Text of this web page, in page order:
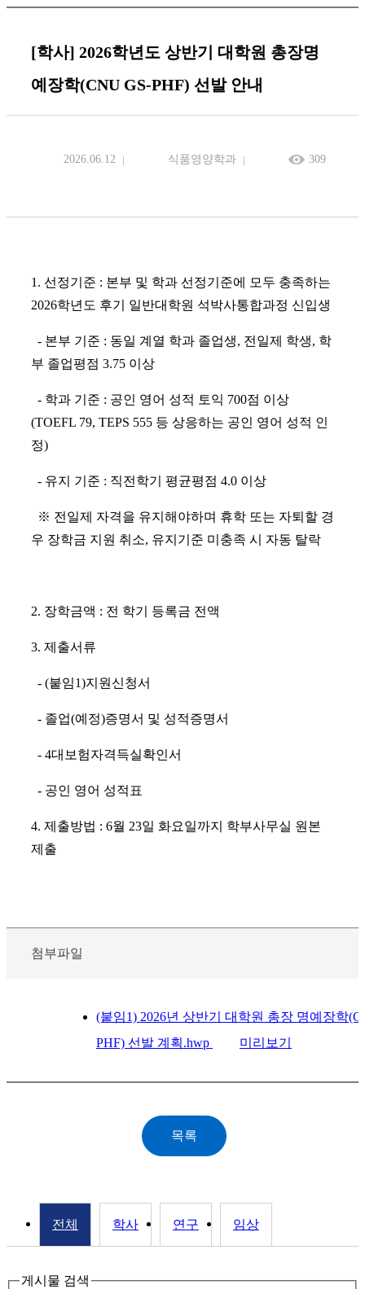
[학사] 2026학년도 상반기 대학원 총장명
예장학(CNU GS-PHF) 선발 안내
2026.06.12 식품영양학과 309
1. 선정기준 : 본부 및 학과 선정기준에 모두 충족하는
2026학년도 후기 일반대학원 석박사통합과정 신입생
- 본부 기준 : 동일 계열 학과 졸업생, 전일제 학생, 학
부 졸업평점 3.75 이상
- 학과 기준 : 공인 영어 성적 토익 700점 이상
(TOEFL 79, TEPS 555 등 상응하는 공인 영어 성적 인
정)
- 유지 기준 : 직전학기 평균평점 4.0 이상
※ 전일제 자격을 유지해야하며 휴학 또는 자퇴할 경
우 장학금 지원 취소, 유지기준 미충족 시 자동 탈락
2. 장학금액 : 전 학기 등록금 전액
3. 제출서류
- (붙임1)지원신청서
- 졸업(예정)증명서 및 성적증명서
- 4대보험자격득실확인서
- 공인 영어 성적표
4. 제출방법 : 6월 23일 화요일까지 학부사무실 원본
제출
첨부파일
(붙임1) 2026년 상반기 대학원 총장 명예장학
PHF) 선발 계획.hwp
미리보기
전체 학사 연구 임상
게시물 검색